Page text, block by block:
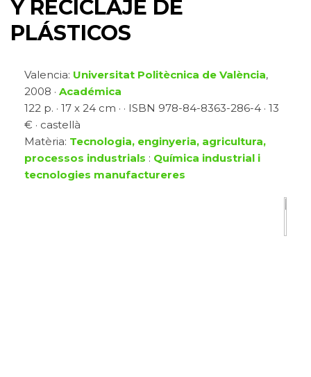
Y RECICLAJE DE
PLÁSTICOS
Valencia: Universitat Politècnica de València,
2008 · Académica
122 p. · 17 x 24 cm · · ISBN 978-84-8363-286-4 · 13
€ · castellà
Matèria: Tecnologia, enginyeria, agricultura,
processos industrials : Química industrial i
tecnologies manufactureres